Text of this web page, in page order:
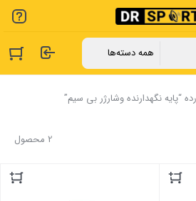
نگهدارنده وشارژر بی سیم”
2 محصول